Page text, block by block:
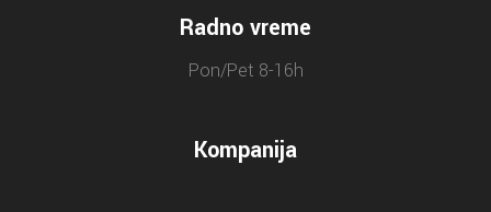
Radno vreme
Pon/Pet 8-16h
Kompanija